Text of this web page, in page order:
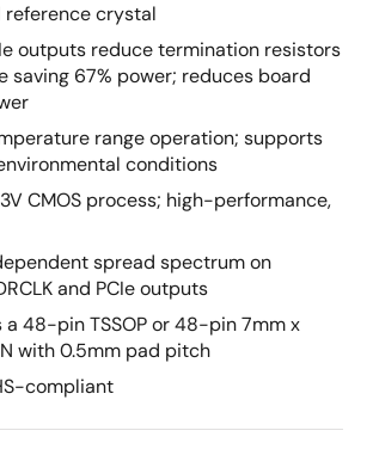
reference crystal
outputs reduce termination resistors
saving 67% power; reduces board
range operation; supports
conditions
CMOS process; high-performance,
spread spectrum on
and PCIe outputs
a 48-pin TSSOP or 48-pin 7mm x
with 0.5mm pad pitch
compliant